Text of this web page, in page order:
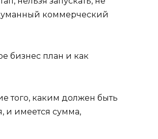
коммерческий
бизнес план и как
того, каким должен быть
и имеется сумма,